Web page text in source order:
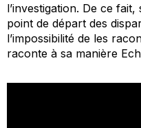
l’investigation. De ce
point de départ des
l’impossibilité de les
raconte à sa manière